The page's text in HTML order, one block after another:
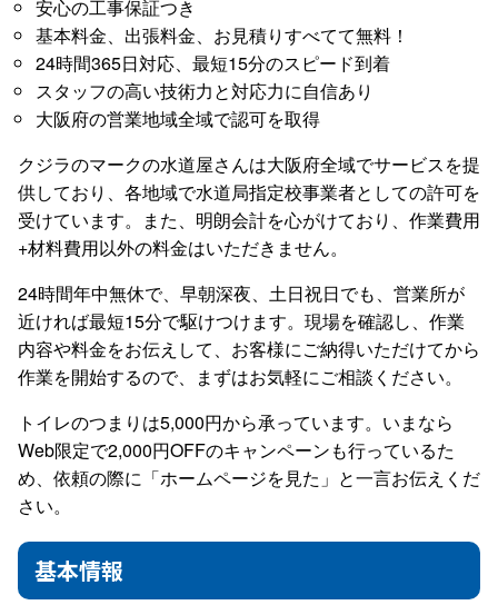
安心の工事保証つき
基本料金、出張料金、お見積りすべてて無料！
24時間365日対応、最短15分のスピード到着
スタッフの高い技術力と対応力に自信あり
大阪府の営業地域全域で認可を取得
クジラのマークの水道屋さんは大阪府全域でサービスを提
供しており、各地域で水道局指定校事業者としての許可を
受けています。また、明朗会計を心がけており、作業費用
+材料費用以外の料金はいただきません。
24時間年中無休で、早朝深夜、土日祝日でも、営業所が
近ければ最短15分で駆けつけます。現場を確認し、作業
内容や料金をお伝えして、お客様にご納得いただけてから
作業を開始するので、まずはお気軽にご相談ください。
トイレのつまりは5,000円から承っています。いまなら
Web限定で2,000円OFFのキャンペーンも行っているた
め、依頼の際に「ホームページを見た」と一言お伝えくだ
さい。
基本情報